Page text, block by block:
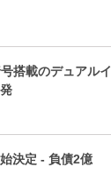
搭載のデュアルイ
決定 - 負債2億